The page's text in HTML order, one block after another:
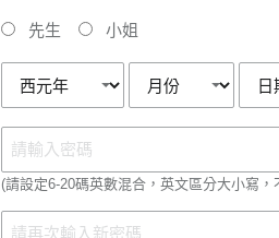
先生 小姐
(請設定6-20碼英數混合，英文區分大小寫，